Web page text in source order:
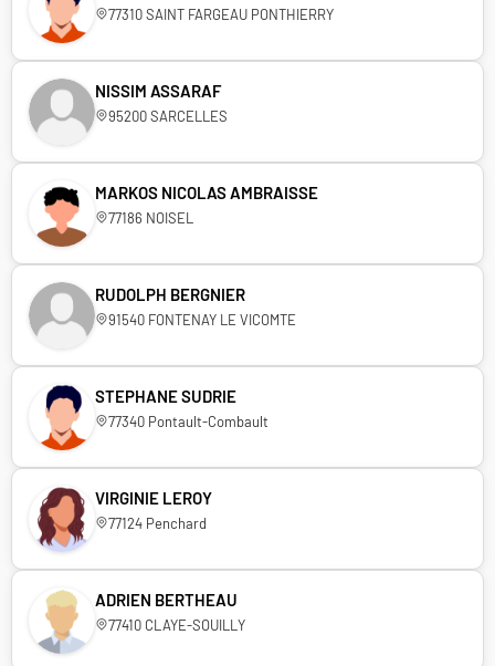
77310 SAINT FARGEAU PONTHIERRY
NISSIM ASSARAF
95200 SARCELLES
MARKOS NICOLAS AMBRAISSE
77186 NOISEL
RUDOLPH BERGNIER
91540 FONTENAY LE VICOMTE
STEPHANE SUDRIE
77340 Pontault-Combault
VIRGINIE LEROY
77124 Penchard
ADRIEN BERTHEAU
77410 CLAYE-SOUILLY